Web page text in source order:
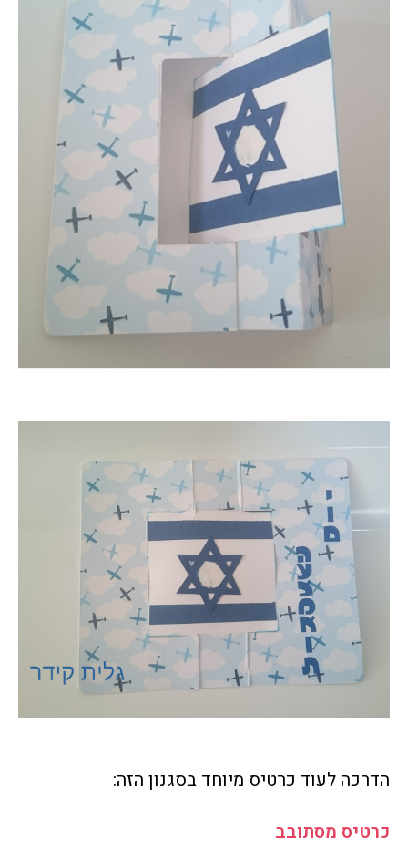
הדרכה לעוד כרטיס מיוחד בסגנון הזה:
כרטיס מסתובב